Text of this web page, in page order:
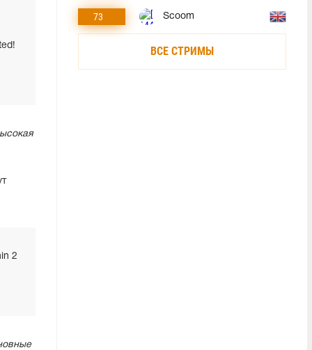
2
73 Scoom
ВСЕ СТРИМЫ